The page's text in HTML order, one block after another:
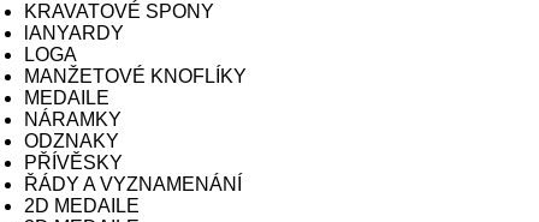
KRAVATOVÉ SPONY
lANYARDY
LOGA
MANŽETOVÉ KNOFLÍKY
MEDAILE
NÁRAMKY
ODZNAKY
PŘÍVĚSKY
ŘÁDY A VYZNAMENÁNÍ
2D MEDAILE